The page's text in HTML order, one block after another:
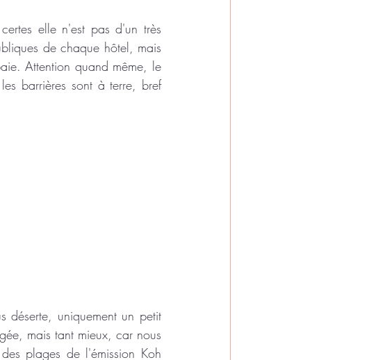
elle n'est pas d'un très
de chaque hôtel, mais
Attention quand même, le
barrières sont à terre, bref
déserte, uniquement un petit
mais tant mieux, car nous
plages de l'émission Koh